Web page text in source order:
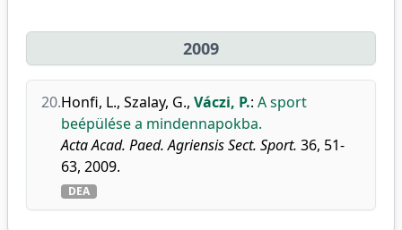
2009
20.Honfi, L., Szalay, G., Váczi, P.: A sport
beépülése a mindennapokba.
Acta Acad. Paed. Agriensis Sect. Sport. 36, 51-
63, 2009.
DEA